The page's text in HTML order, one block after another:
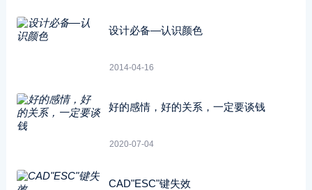
设计必备―认识颜色
2014-04-16
好的感情，好的关系，一定要谈钱
2020-07-04
CAD"ESC"键失效